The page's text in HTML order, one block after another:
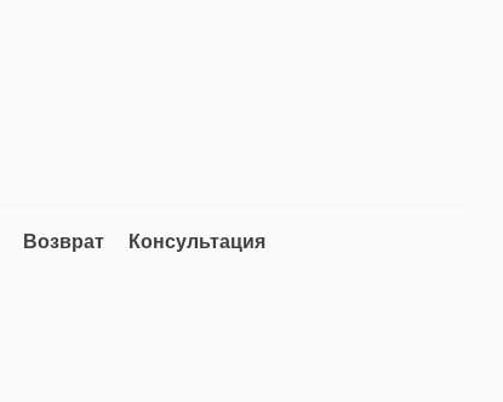
Возврат Консультация